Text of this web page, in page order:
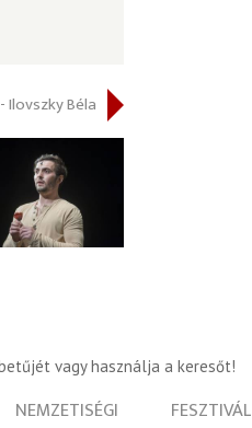
Béla
vagy használja a keresőt!
NEMZETISÉGI FESZTIVÁL